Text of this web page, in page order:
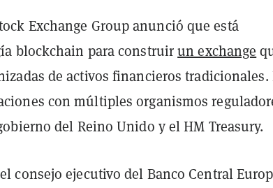
Exchange Group anunció que está
blockchain para construirun exchange
de activos financieros tradicionales.
con múltiples organismos
del Reino Unido y el HM Treasury.
consejo ejecutivo del Banco Central